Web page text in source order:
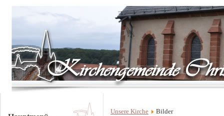
Unsere Kirche Bilder